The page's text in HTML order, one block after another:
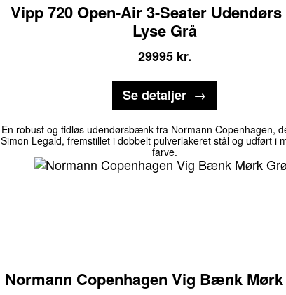
Vipp 720 Open-Air 3-Seater
Lyse Grå
29995 kr.
Se detaljer
Normann Copenhagen Vig Bænk
En robust og tidløs udendørsbænk fra Normann Copenhagen,
Simon Legald, fremstillet i dobbelt pulverlakeret stål og udført i
farve.